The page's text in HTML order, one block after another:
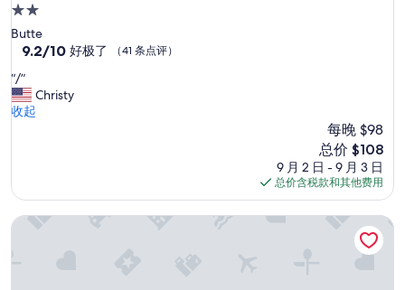
2.0
星
住
宿
Butte
9.2
总
分
10，
9.2/10 好极了 （41 条点评）
“
/
”
“/”
Christy
收起
每晚 $98
新
价
格
$108
总价 $108
9 月 2 日 - 9 月 3 日
总价含税款和其他费用
蒙大拿比尤特 - 历史市中心 6 号汽车旅馆